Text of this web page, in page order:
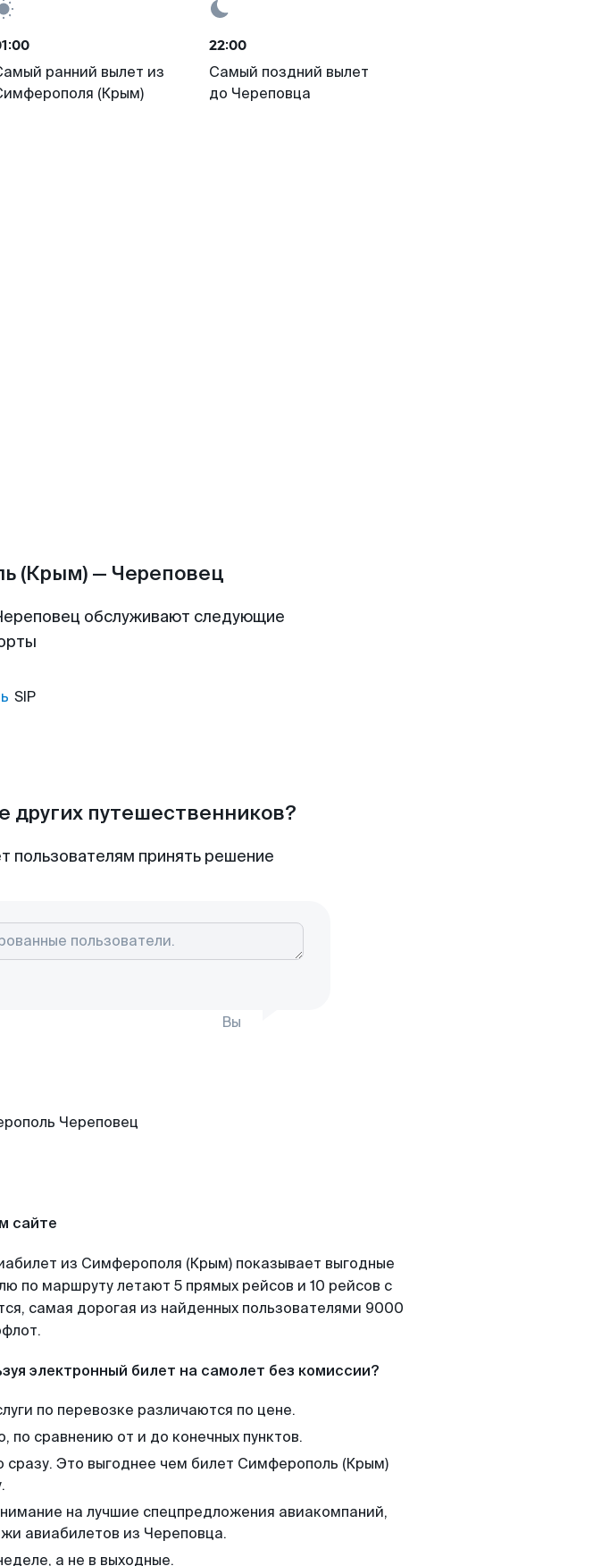
ранний вылет из
(Крым)
22:00
Самый поздний вылет
до Череповца
(Крым) — Череповец
обслуживают следующие
SIP
других путешественников?
принять решение
Вы
сайте
из Симферополя (Крым) показывает выгодные
по маршруту летают 5 прямых рейсов и 10 рейсов с
самая дорогая из найденных пользователями 9000
электронный билет на самолет без комиссии?
по перевозке различаются по цене.
сравнению от и до конечных пунктов.
сразу. Это выгоднее чем билет Симферополь (Крым)
на лучшие спецпредложения авиакомпаний,
авиабилетов из Череповца.
а не в выходные.